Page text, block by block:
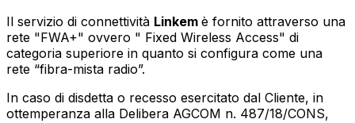
Il servizio di connettività Linkem è fornito attraverso una
rete "FWA+" ovvero " Fixed Wireless Access" di
categoria superiore in quanto si configura come una
rete “fibra-mista radio”.
In caso di disdetta o recesso esercitato dal Cliente, in
ottemperanza alla Delibera AGCOM n. 487/18/CONS,